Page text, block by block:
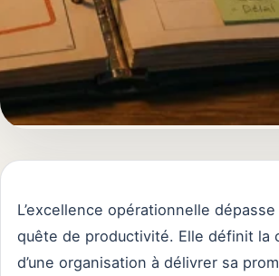
L’excellence opérationnelle
quête de productivité. Elle définit la
d’une organisation à délivrer sa